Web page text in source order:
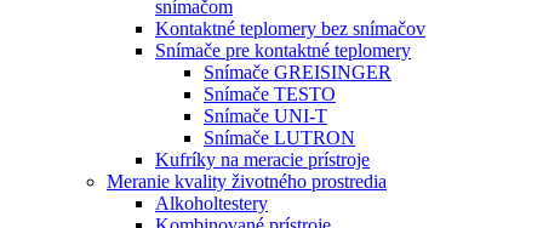
snímačom
Kontaktné teplomery bez snímačov
Snímače pre kontaktné teplomery
Snímače GREISINGER
Snímače TESTO
Snímače UNI-T
Snímače LUTRON
Kufríky na meracie prístroje
Meranie kvality životného prostredia
Alkoholtestery